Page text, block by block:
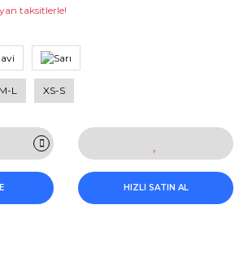
taksitlerle!
M-L XS-S
HIZLI SATIN AL